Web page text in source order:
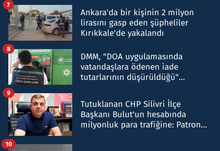
Ankara'da bir kişinin 2 milyon
lirasını gasp eden şüpheliler
Kırıkkale'de yakalandı
7
DMM, "DOA uygulamasında
vatandaşlara ödenen iade
tutarlarının düşürüldüğü"
8
Tutuklanan CHP Silivri İlçe
Başkanı Bulut'un hesabında
milyonluk para trafiğine: Patron
9
10